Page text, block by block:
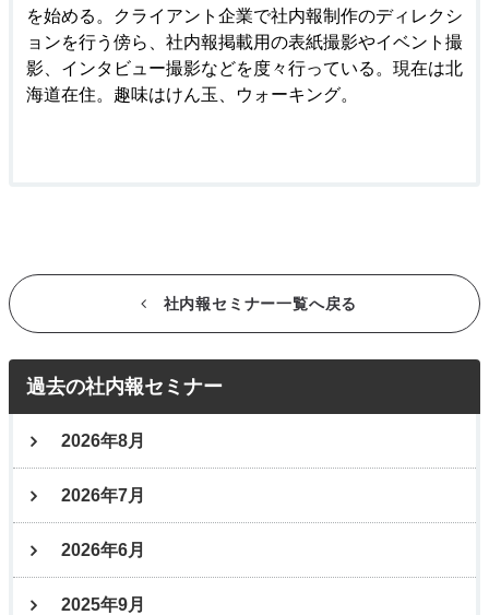
を始める。クライアント企業で社内報制作のディレクシ
ョンを行う傍ら、社内報掲載用の表紙撮影やイベント撮
影、インタビュー撮影などを度々行っている。現在は北
海道在住。趣味はけん玉、ウォーキング。
社内報セミナー一覧へ戻る
過去の社内報セミナー
2026年8月
2026年7月
2026年6月
2025年9月